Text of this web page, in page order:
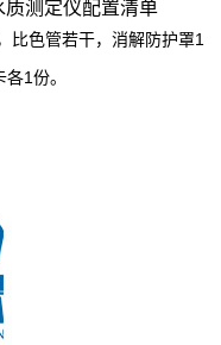
质测定仪配置清单
比色管若干，消解防护罩1
1份。